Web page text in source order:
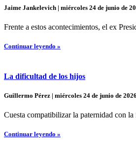
Jaime Jankelevich | miércoles 24 de junio de
Frente a estos acontecimientos, el ex
Continuar leyendo »
La dificultad de los hijos
Guillermo Pérez | miércoles 24 de junio de 2026
Cuesta compatibilizar la paternidad con la
Continuar leyendo »